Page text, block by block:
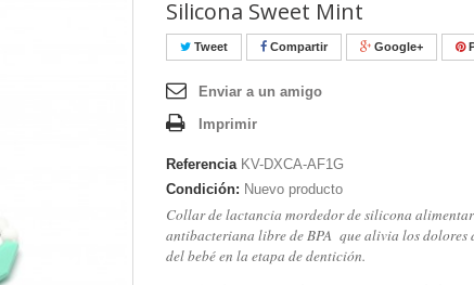
Silicona Sweet Mint
Tweet Compartir Google+
Enviar a un amigo
Imprimir
Referencia KV-DXCA-AF1G
Condición: Nuevo producto
Collar de lactancia mordedor de silicona
antibacteriana libre de BPA que alivia los dolores
del bebé en la etapa de dentición.